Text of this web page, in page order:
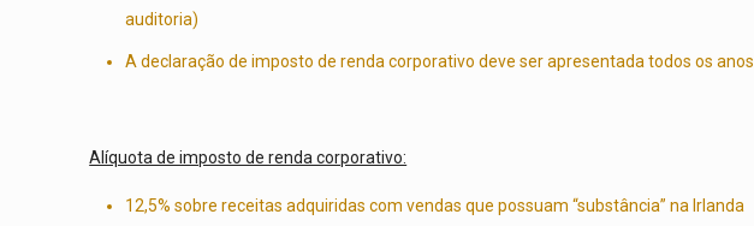
auditoria)
A declaração de imposto de renda corporativo deve ser apresentada todos os anos
Alíquota de imposto de renda corporativo:
12,5% sobre receitas adquiridas com vendas que possuam “substância” na Irlanda